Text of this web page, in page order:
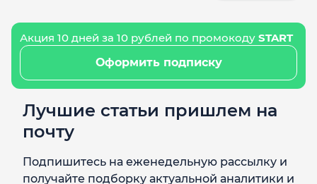
Акция 10 дней за 10 рублей по промокоду START
Оформить подписку
Лучшие статьи пришлем на
почту
Подпишитесь на еженедельную рассылку и
получайте подборку актуальной аналитики и